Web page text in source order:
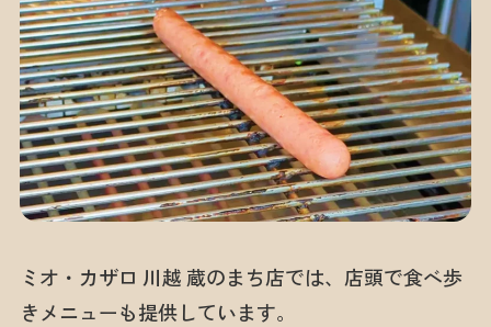
ミオ・カザロ 川越 蔵のまち店では、店頭で食べ歩
きメニューも提供しています。